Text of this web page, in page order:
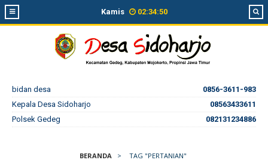
Kamis 02:34:50
bidan desa
0856-3611-983
Kepala Desa Sidoharjo
08563433611
Polsek Gedeg
082131234886
BERANDA > TAG "PERTANIAN"